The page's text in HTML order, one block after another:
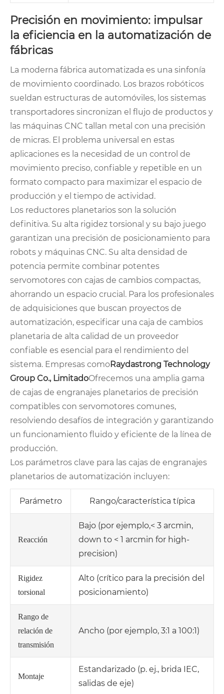
Precisión en movimiento: impulsar
la eficiencia en la automatización de
fábricas
La moderna fábrica automatizada es una sinfonía
de movimiento coordinado. Los brazos robóticos
sueldan estructuras de automóviles, los sistemas
transportadores sincronizan el flujo de productos y
las máquinas CNC tallan metal con una precisión
de micras. El problema universal en estas
aplicaciones es la necesidad de un control de
movimiento preciso, confiable y repetible en un
formato compacto para maximizar el espacio de
producción y el tiempo de actividad.
Los reductores planetarios son la solución
definitiva. Su alta rigidez torsional y su bajo juego
garantizan una precisión de posicionamiento para
robots y máquinas CNC. Su alta densidad de
potencia permite combinar potentes
servomotores con cajas de cambios compactas,
ahorrando un espacio crucial. Para los profesionales
de adquisiciones que buscan proyectos de
automatización, especificar una caja de cambios
planetaria de alta calidad de un proveedor
confiable es esencial para el rendimiento del
sistema. Empresas comoRaydastrong Technology
Group Co., LimitadoOfrecemos una amplia gama
de cajas de engranajes planetarios de precisión
compatibles con servomotores comunes,
resolviendo desafíos de integración y garantizando
un funcionamiento fluido y eficiente de la línea de
producción.
Los parámetros clave para las cajas de engranajes
planetarios de automatización incluyen:
Parámetro Rango/característica típica
Reacción
Bajo (por ejemplo,< 3 arcmin,
down to < 1 arcmin for high-
precision)
Rigidez
torsional
Alto (crítico para la precisión del
posicionamiento)
Rango de
relación de
transmisión
Ancho (por ejemplo, 3:1 a 100:1)
Montaje
Estandarizado (p. ej., brida IEC,
salidas de eje)